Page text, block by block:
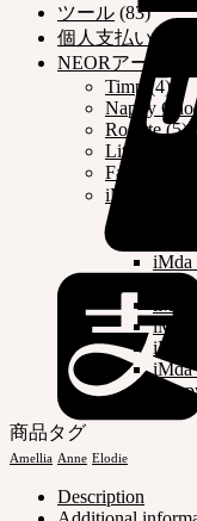
ツール (83)
個人支払い
NEORアーカイブ
Timp (4)
Nappy
Rosette (5)
Little Fair
Fair
iMdaドール
iMda
iMda
iMda
iMda
商品タグ
Amellia Anne Elodie
Description